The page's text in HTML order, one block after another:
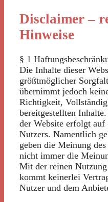
Disclaimer –
Hinweise
§ 1
Die Inhalte dieser
größtmöglicher
übernimmt jedoch
Richtigkeit,
bereitgestellten
der Website erfolgt
Nutzers. Namentlich
geben die Meinung
nicht immer die
Mit der reinen
kommt keinerlei
Nutzer und dem